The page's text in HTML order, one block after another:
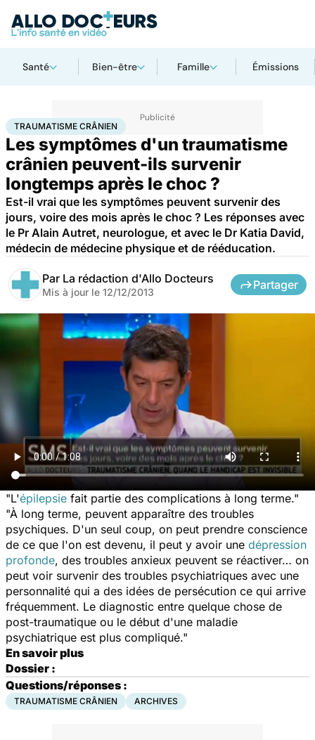
Santé Bien-être Famille Émissions
AccueilSantéTraumatisme crânien
TRAUMATISME CRÂNIEN
Les symptômes d'un traumatisme
crânien peuvent-ils survenir
longtemps après le choc ?
Est-il vrai que les symptômes peuvent survenir des
jours, voire des mois après le choc ? Les réponses avec
le Pr Alain Autret, neurologue, et avec le Dr Katia David,
médecin de médecine physique et de rééducation.
Par La rédaction d'Allo Docteurs
Mis à jour le 12/12/2013
Partager
"L'épilepsie fait partie des complications à long terme."
"À long terme, peuvent apparaître des troubles
psychiques. D'un seul coup, on peut prendre conscience
de ce que l'on est devenu, il peut y avoir une dépression
profonde, des troubles anxieux peuvent se réactiver… on
peut voir survenir des troubles psychiatriques avec une
personnalité qui a des idées de persécution ce qui arrive
fréquemment. Le diagnostic entre quelque chose de
post-traumatique ou le début d'une maladie
psychiatrique est plus compliqué."
En savoir plus
Dossier :
Questions/réponses :
TRAUMATISME CRÂNIEN ARCHIVES